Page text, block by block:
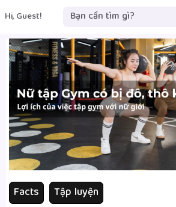
Hi, Guest!
Facts Tập luyện